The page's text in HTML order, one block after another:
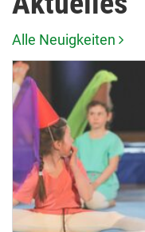
Alle Neuigkeiten